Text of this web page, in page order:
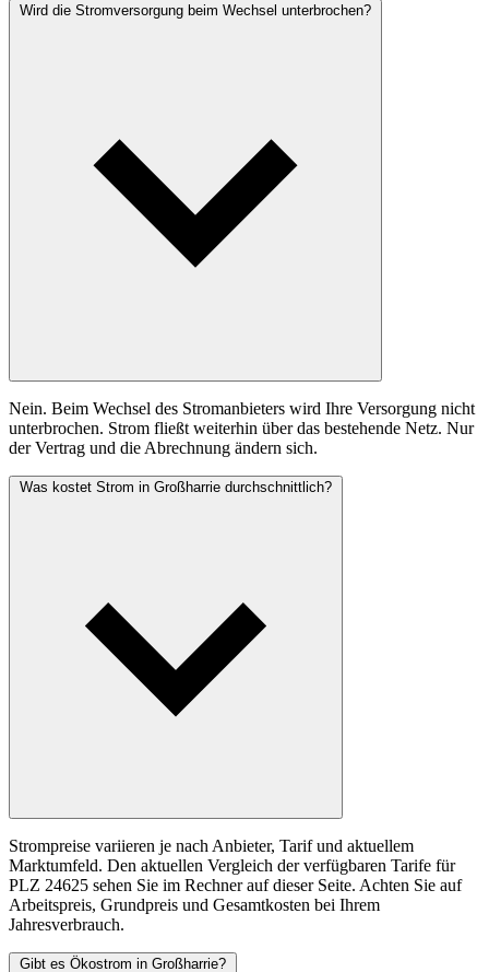
Wird die Stromversorgung beim Wechsel unterbrochen?
Nein. Beim Wechsel des Stromanbieters wird Ihre Versorgung nicht
unterbrochen. Strom fließt weiterhin über das bestehende Netz. Nur
der Vertrag und die Abrechnung ändern sich.
Was kostet Strom in Großharrie durchschnittlich?
Strompreise variieren je nach Anbieter, Tarif und aktuellem
Marktumfeld. Den aktuellen Vergleich der verfügbaren Tarife für
PLZ 24625 sehen Sie im Rechner auf dieser Seite. Achten Sie auf
Arbeitspreis, Grundpreis und Gesamtkosten bei Ihrem
Jahresverbrauch.
Gibt es Ökostrom in Großharrie?